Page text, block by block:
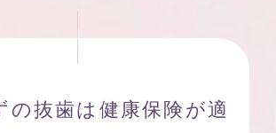
の抜歯は健康保険が適